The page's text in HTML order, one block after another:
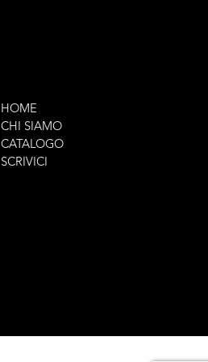
HOME
CHI SIAMO
CATALOGO
SCRIVICI